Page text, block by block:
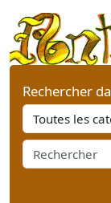
Rechercher